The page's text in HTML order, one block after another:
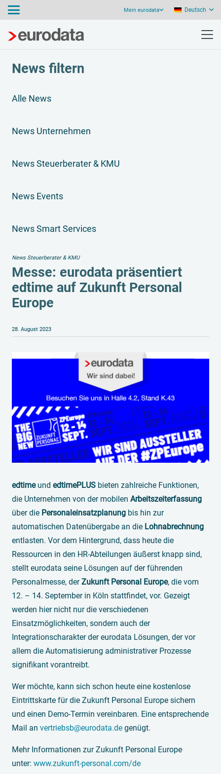
Mein eurodata Deutsch
News filtern
Alle News
News Unternehmen
News Steuerberater & KMU
News Events
News Smart Services
News Steuerberater & KMU
Messe: eurodata präsentiert
edtime auf Zukunft Personal
Europe
28. August 2023
edtimeund edtimePLUS bieten zahlreiche Funktionen,
die Unternehmen von der mobilen Arbeitszeiterfassung
über die Personaleinsatzplanung bis hin zur
automatischen Datenübergabe an die Lohnabrechnung
entlasten. Vor dem Hintergrund, dass heute die
Ressourcen in den HR-Abteilungen äußerst knapp sind,
stellt eurodata seine Lösungen auf der führenden
Personalmesse, derZukunft Personal Europe, die vom
12. – 14. September in Köln stattfindet, vor. Gezeigt
werden hier nicht nur die verschiedenen
Einsatzmöglichkeiten, sondern auch der
Integrationscharakter der eurodata Lösungen, der vor
allem die Automatisierung administrativer Prozesse
signifikant vorantreibt.
Wer möchte, kann sich schon heute eine kostenlose
Eintrittskarte für die Zukunft Personal Europe sichern
und einen Demo-Termin vereinbaren. Eine entsprechende
Mail an vertriebsb@eurodata.de genügt.
Mehr Informationen zur Zukunft Personal Europe
unter: www.zukunft-personal.com/de